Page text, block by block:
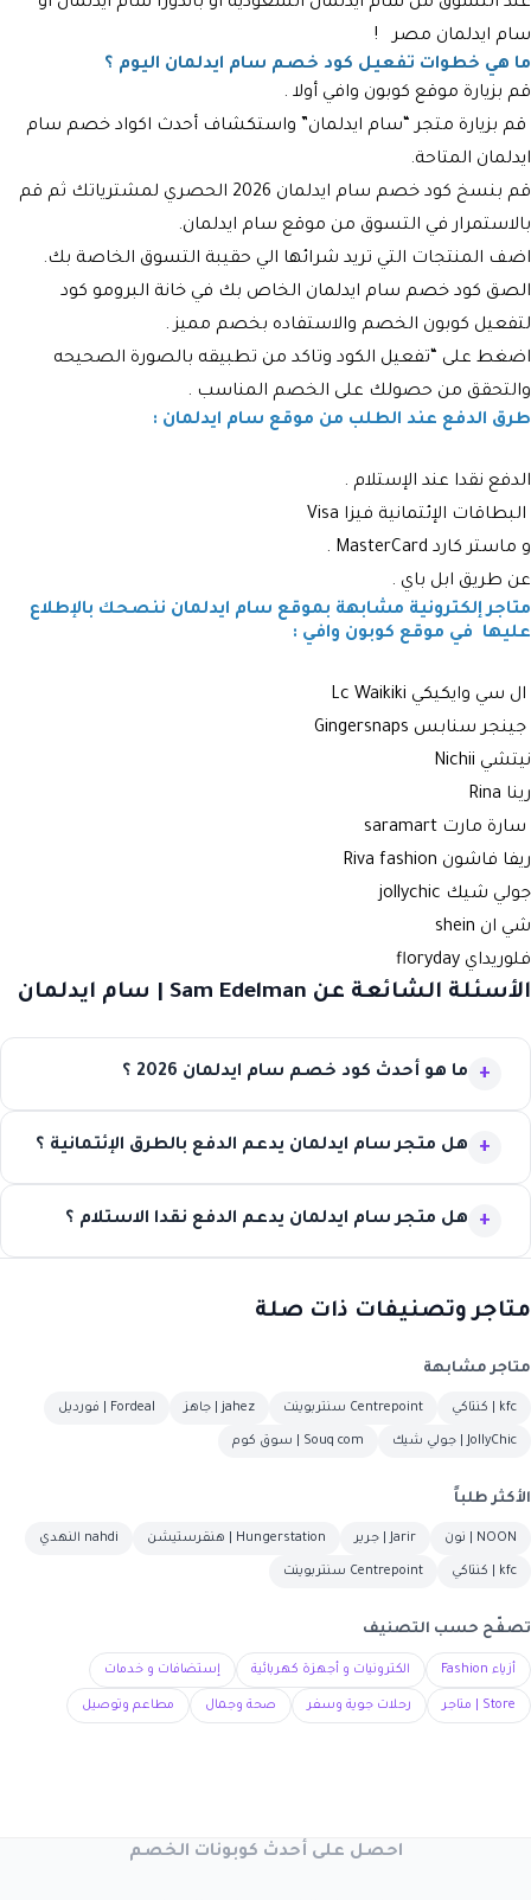
سام ايدلمان مصر !
ما هي خطوات تفعيل كود خصم سام ايدلمان اليوم ؟
قم بزيارة موقع كوبون وافي أولا .
قم بزيارة متجر “سام ايدلمان” واستكشاف أحدث اكواد خصم سام
ايدلمان المتاحة.
قم بنسخ كود خصم سام ايدلمان 2026 الحصري لمشترياتك ثم قم
بالاستمرار في التسوق من موقع سام ايدلمان.
اضف المنتجات التي تريد شرائها الي حقيبة التسوق الخاصة بك.
الصق كود خصم سام ايدلمان الخاص بك في خانة البرومو كود
لتفعيل كوبون الخصم والاستفاده بخصم مميز .
اضغط على “تفعيل الكود وتاكد من تطبيقه بالصورة الصحيحه
والتحقق من حصولك على الخصم المناسب .
طرق الدفع عند الطلب من موقع سام ايدلمان :
الدفع نقدا عند الإستلام .
البطاقات الإئتمانية فيزا Visa
و ماستر كارد MasterCard .
عن طريق ابل باي .
متاجر إلكترونية مشابهة بموقع سام ايدلمان ننصحك بالإطلاع
عليها في موقع كوبون وافي :
ال سي وايكيكي ‏Lc Waikiki
جينجر سنابس Gingersnaps
نيتشي Nichii
رينا Rina
سارة مارت saramart
ريفا فاشون Riva fashion
جولي شيك jollychic
شي ان shein
فلوريداي floryday
الأسئلة الشائعة عن Sam Edelman | سام ايدلمان
ما هو أحدث كود خصم سام ايدلمان 2026 ؟
هل متجر سام ايدلمان يدعم الدفع بالطرق الإئتمانية ؟
هل متجر سام ايدلمان يدعم الدفع نقدا الاستلام ؟
متاجر وتصنيفات ذات صلة
متاجر مشابهة
kfc | كنتاكي Centrepoint سنتربوينت jahez | جاهز Fordeal | فورديل
JollyChic | جولي شيك Souq com | سوق كوم
الأكثر طلباً
NOON | نون Jarir | جرير Hungerstation | هنقرستيشن nahdi النهدي
kfc | كنتاكي Centrepoint سنتربوينت
تصفّح حسب التصنيف
أزياء Fashion الكترونيات و أجهزة كهربائية إستضافات و خدمات
Store | متاجر رحلات جوية وسفر صحة وجمال مطاعم وتوصيل
احصل على أحدث كوبونات الخصم